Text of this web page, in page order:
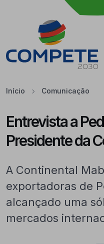
Saltar para o conteúdo
Início Comunicação
Entrevista a
Presidente da
A Continental
exportadoras de
alcançado uma
mercados